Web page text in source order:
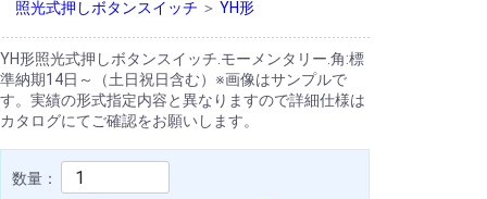
照光式押しボタンスイッチ ＞ YH形
YH形照光式押しボタンスイッチ.モーメンタリー.角:標
準納期14日～（土日祝日含む）※画像はサンプルで
す。実績の形式指定内容と異なりますので詳細仕様は
カタログにてご確認をお願いします。
数量：